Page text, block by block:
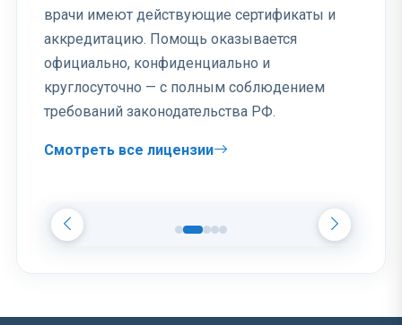
врачи имеют действующие сертификаты и
аккредитацию. Помощь оказывается
официально, конфиденциально и
круглосуточно — с полным соблюдением
требований законодательства РФ.
Смотреть все лицензии